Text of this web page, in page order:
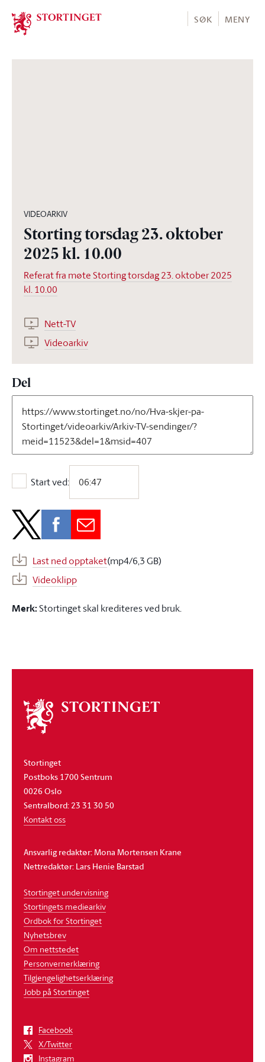
Stortinget.no
SØK MENY
VIDEOARKIV
Storting torsdag 23. oktober
2025 kl. 10.00
Referat fra møte Storting torsdag 23. oktober 2025
kl. 10.00
Nett-TV
Videoarkiv
Del
Start ved:
Start ved:
Last ned opptaket(mp4/6,3 GB)
Videoklipp
Merk:Stortinget skal krediteres ved bruk.
Om
stortinget
Stortinget
Postboks 1700 Sentrum
0026 Oslo
Sentralbord: 23 31 30 50
Kontakt oss
Ansvarlig redaktør: Mona Mortensen Krane
Nettredaktør: Lars Henie Barstad
Stortinget undervisning
Stortingets mediearkiv
Ordbok for Stortinget
Nyhetsbrev
Om nettstedet
Personvernerklæring
Tilgjengelighetserklæring
Jobb på Stortinget
Facebook
X/Twitter
Instagram